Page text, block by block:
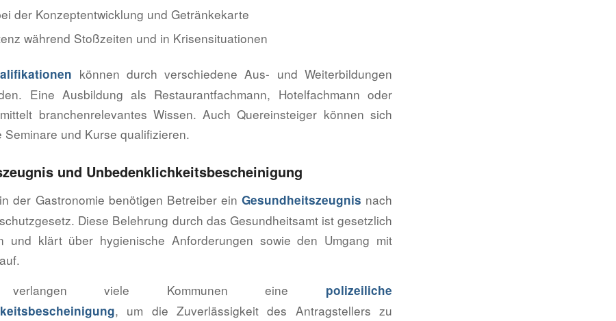
der Konzeptentwicklung und Getränkekarte
während Stoßzeiten und in Krisensituationen
können durch verschiedene Aus- und Weiterbildungen
Eine Ausbildung als Restaurantfachmann, Hotelfachmann oder
branchenrelevantes Wissen. Auch Quereinsteiger können sich
Seminare und Kurse qualifizieren.
und Unbedenklichkeitsbescheinigung
der Gastronomie benötigen Betreiber ein Gesundheitszeugnis nach
Diese Belehrung durch das Gesundheitsamt ist gesetzlich
und klärt über hygienische Anforderungen sowie den Umgang mit
verlangen viele Kommunen eine polizeiliche
, um die Zuverlässigkeit des Antragstellers zu